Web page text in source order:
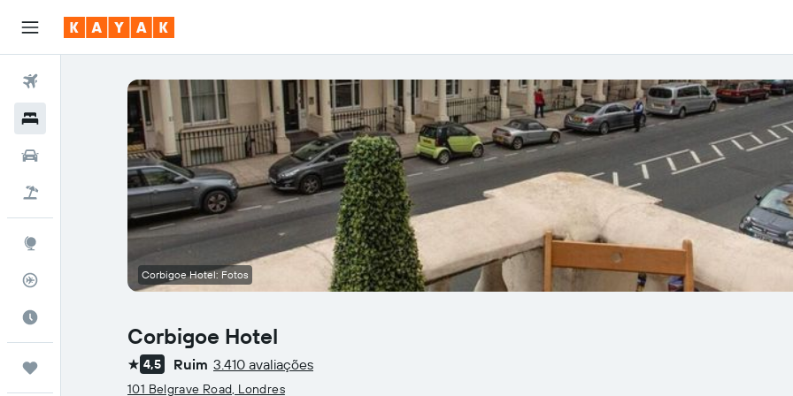
Rastreador de voos
Corbigoe Hotel
1 estrela
4,5 Ruim 3.410 avaliações
101 Belgrave Road, Londres
Corbigoe Hotel: Fotos